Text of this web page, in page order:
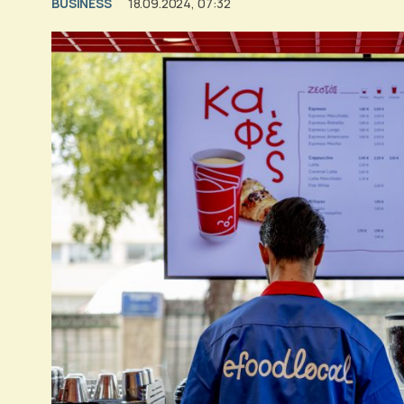
BUSINESS 18.09.2024, 07:32